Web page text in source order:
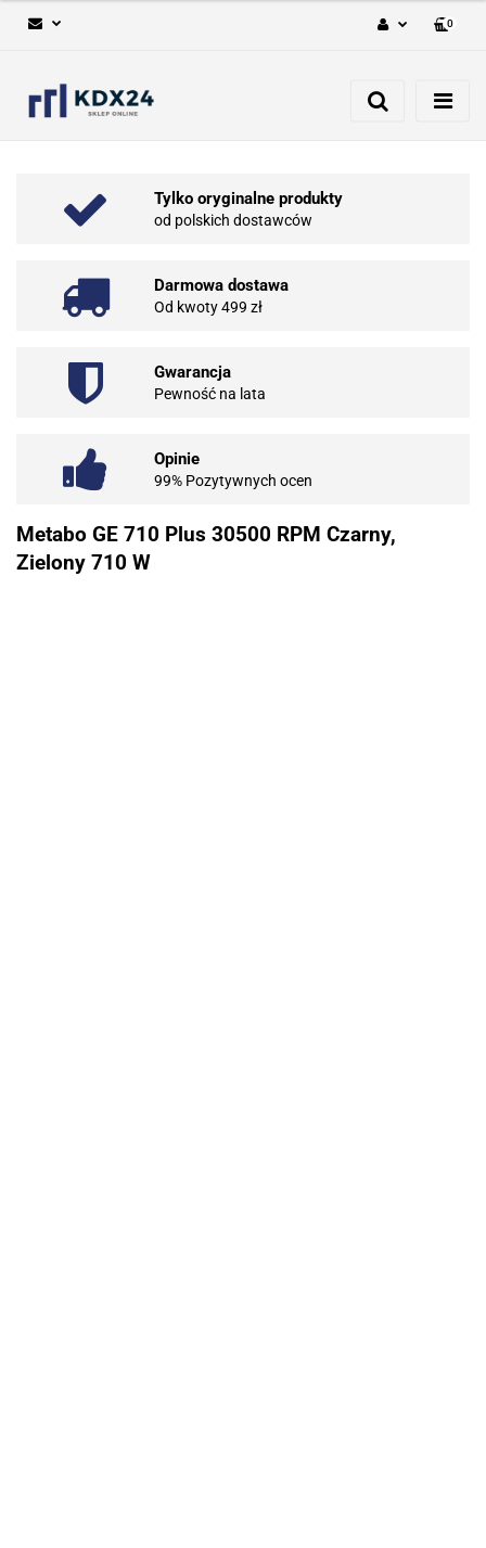
Zarejestruj się
0
Tylko oryginalne produkty
od polskich dostawców
Darmowa dostawa
Od kwoty 499 zł
Gwarancja
Pewność na lata
Opinie
99% Pozytywnych ocen
Metabo GE 710 Plus 30500 RPM Czarny,
Zielony 710 W